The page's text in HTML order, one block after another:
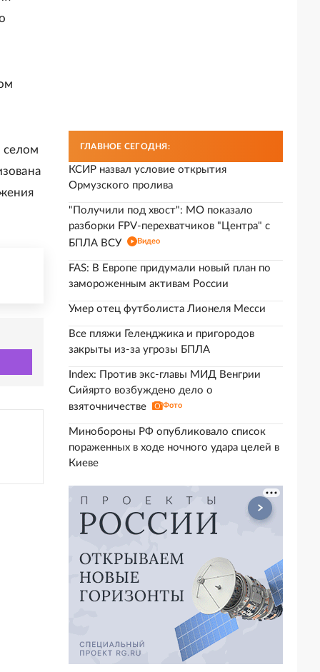
селом
ГЛАВНОЕ СЕГОДНЯ:
КСИР назвал условие открытия
Ормузского пролива
"Получили под хвост": МО показало
разборки FPV-перехватчиков "Центра" с
БПЛА ВСУ
Видео
FAS: В Европе придумали новый план по
замороженным активам России
Умер отец футболиста Лионеля Месси
Все пляжи Геленджика и пригородов
закрыты из-за угрозы БПЛА
Index: Против экс-главы МИД Венгрии
Сийярто возбуждено дело о
взяточничестве
Фото
Минобороны РФ опубликовало список
пораженных в ходе ночного удара целей в
Киеве